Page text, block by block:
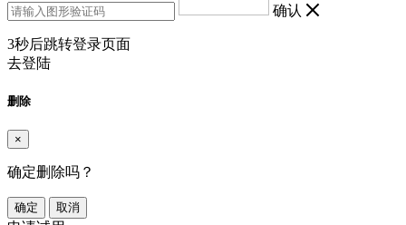
确认
3秒后跳转登录页面
去登陆
删除
×
确定删除吗？
确定 取消